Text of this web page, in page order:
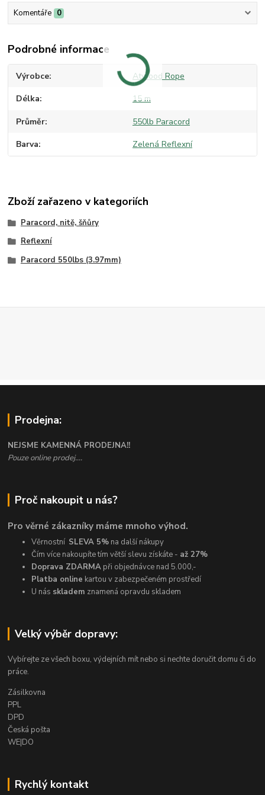
Komentáře 0
Podrobné informace
Výrobce Atwood Rope
Délka 15 m
Průměr 550lb Paracord
Barva Zelená Reflexní
Zboží zařazeno v kategoriích
Paracord, nitě, šňůry
Reflexní
Paracord 550lbs (3.97mm)
Prodejna:
NEJSME KAMENNÁ PRODEJNA!!
Pouze online prodej....
Proč nakoupit u nás?
Pro věrné zákazníky máme mnoho výhod.
Věrnostní SLEVA 5% na další nákupy
Čím více nakoupíte tím větší slevu získáte - až 27%
Doprava ZDARMA při objednávce nad 5.000,-
Platba online kartou v zabezpečeném prostředí
U nás skladem znamená opravdu skladem
Velký výběr dopravy:
Vybírejte ze všech boxu, výdejních mít nebo si nechte doručit domu či do
práce.
Zásilkovna
PPL
DPD
Česká pošta
WE|DO
Rychlý kontakt